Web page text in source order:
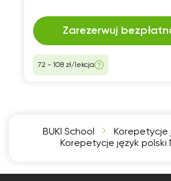
Zarezerwuj
72 - 108 zł/lekcja
BUKI School
Korepetycje
Korepetycje język polski